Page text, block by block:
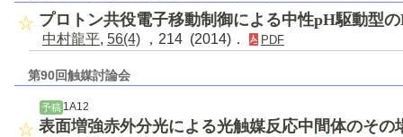
プロトン共役電子移動制御による中性pH駆動型
中村龍平, 56(4) ，214 (2014)． PDF
第90回触媒討論会
予稿1A12
表面増強赤外分光による光触媒反応中間体のその